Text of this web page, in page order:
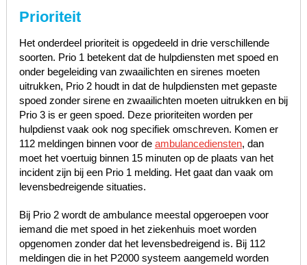
Prioriteit
Het onderdeel prioriteit is opgedeeld in drie verschillende
soorten. Prio 1 betekent dat de hulpdiensten met spoed en
onder begeleiding van zwaailichten en sirenes moeten
uitrukken, Prio 2 houdt in dat de hulpdiensten met gepaste
spoed zonder sirene en zwaailichten moeten uitrukken en bij
Prio 3 is er geen spoed. Deze prioriteiten worden per
hulpdienst vaak ook nog specifiek omschreven. Komen er
112 meldingen binnen voor de ambulancediensten, dan
moet het voertuig binnen 15 minuten op de plaats van het
incident zijn bij een Prio 1 melding. Het gaat dan vaak om
levensbedreigende situaties.
Bij Prio 2 wordt de ambulance meestal opgeroepen voor
iemand die met spoed in het ziekenhuis moet worden
opgenomen zonder dat het levensbedreigend is. Bij 112
meldingen die in het P2000 systeem aangemeld worden